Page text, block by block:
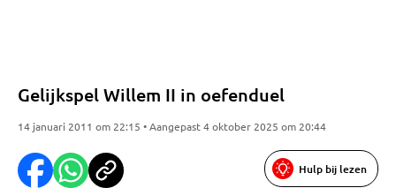
Gelijkspel Willem II in oefenduel
14 januari 2011 om 22:15 • Aangepast 4 oktober 2025 om 20:44
Hulp bij lezen